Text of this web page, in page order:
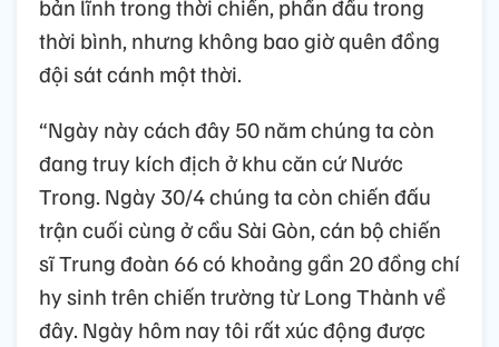
bản lĩnh trong thời chiến, phấn đấu trong
thời bình, nhưng không bao giờ quên đồng
đội sát cánh một thời.
“Ngày này cách đây 50 năm chúng ta còn
đang truy kích địch ở khu căn cứ Nước
Trong. Ngày 30/4 chúng ta còn chiến đấu
trận cuối cùng ở cầu Sài Gòn, cán bộ chiến
sĩ Trung đoàn 66 có khoảng gần 20 đồng chí
hy sinh trên chiến trường từ Long Thành về
đây. Ngày hôm nay tôi rất xúc động được